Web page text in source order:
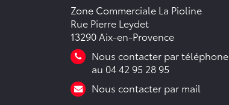
Zone Commerciale La Pioline
Rue Pierre Leydet
13290 Aix-en-Provence
Nous contacter par téléphone
au 04 42 95 28 95
Nous contacter par mail